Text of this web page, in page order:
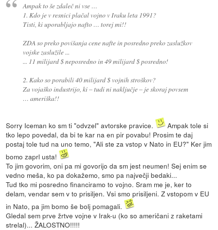
Ampak to še zdaleč ni vse …
1. Kdo je v resnici plačal vojno v Iraku leta 1991?
Tisti, ki uporabljajo nafto … torej mi!!
ZDA so preko povišanja cene nafte in posredno preko zaslužkov
vojske zaslužile ...
... 11 milijard $ neposredno in 49 milijard $ posredno!
2. Kako so porabili 40 milijard $ vojnih stroškov?
Za vojaško industrijo, ki – tudi ni naključje – je skoraj povsem
… ameriška!!
Sorry Iceman ko sm ti "odvzel" avtorske pravice.
Ampak tole si
tko lepo povedal, da bi te kar na en pir povabu! Prosim te daj
postaj tole tud na uno temo, "Ali ste za vstop v Nato in EU?" Ker jim
bomo zaprl usta!
To jim govorim, oni pa mi govorijo da sm jest neumen! Sej enim se
vedno meša, ko pa dokažemo, smo pa največji bedaki...
Tud tko mi posredno financiramo to vojno. Sram me je, ker to
delam, vendar sem v to prisiljen. Vsi smo prisiljeni. Z vstopom v EU
in Nato, pa jim bomo še bolj pomagali.
Gledal sem prve žrtve vojne v Irak-u (ko so američani z raketami
strelal)... ŽALOSTNO!!!!!